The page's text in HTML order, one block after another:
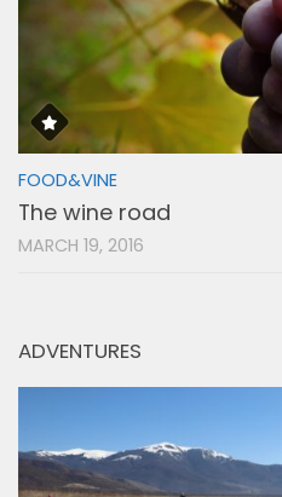
FOOD&VINE
The wine road
MARCH 19, 2016
ADVENTURES